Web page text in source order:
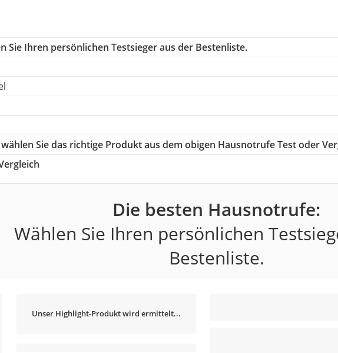
Sie Ihren persönlichen Testsieger aus der Bestenliste.
wählen Sie das richtige Produkt aus dem obigen Hausnotrufe Test oder
Die besten Hausnotrufe:
Wählen Sie Ihren persönlichen
Bestenliste.
Unser Highlight-Produkt wird ermittelt...